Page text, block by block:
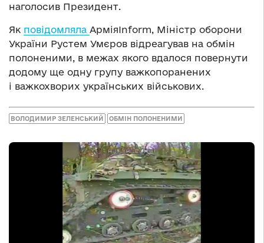
наголосив Президент.
Як повідомляла АрміяInform, Міністр оборони
України Рустем Умєров відреагував на обмін
полоненими, в межах якого вдалося повернути
додому ще одну групу важкопоранених
і важкохворих українських військових.
ВОЛОДИМИР ЗЕЛЕНСЬКИЙ ОБМІН ПОЛОНЕНИМИ